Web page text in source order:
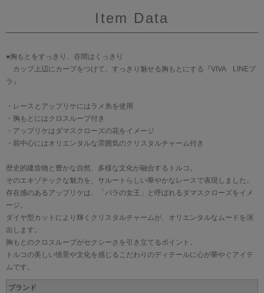
Item Data
●胸もとをすっきり、谷間はくっきり
カップ上辺にカーブをつけて、すっきり魅せる胸もとにする『VIVA LINEブ
ラ』
・レースとアップリケにはラメ糸を使用
・胸もとにはクロスループ付き
・アップリケはダマスクローズの花をイメージ
・前中心にはオリエンタルな雰囲気のクリスタルチャーム付き
歴史的建造物と豊かな自然、多様な文化が融合するトルコ。
そのエキゾチックな魅力を、サルートらしい華やかなレースで表現しました。
存在感のあるアップリケは、「バラの女王」と呼ばれるダマスクローズをイメ
ージ。
ダイヤ型カットにより輝くクリスタルチャームが、オリエンタルなムードを演
出します。
胸もとのクロスループがセクシーさを引き立てるポイント。
トルコの美しい情景や文化を感じるこだわりのディテールに心が華やぐアイテ
ムです。
ブランド